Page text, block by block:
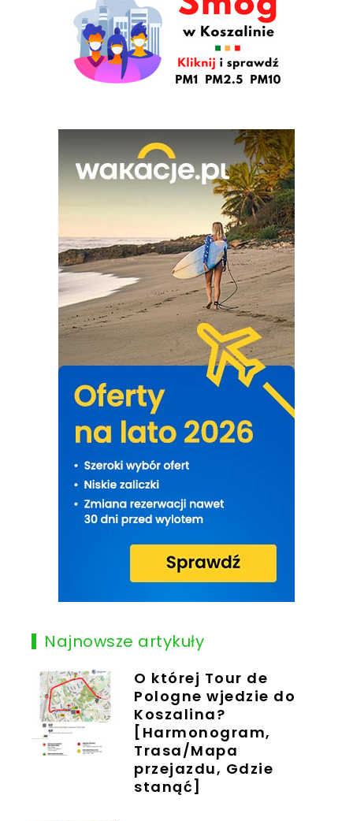
Najnowsze artykuły
O której Tour de
Pologne wjedzie do
Koszalina?
[Harmonogram,
Trasa/Mapa
przejazdu, Gdzie
stanąć]